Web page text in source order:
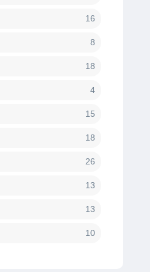
16
8
18
4
15
18
26
13
13
10